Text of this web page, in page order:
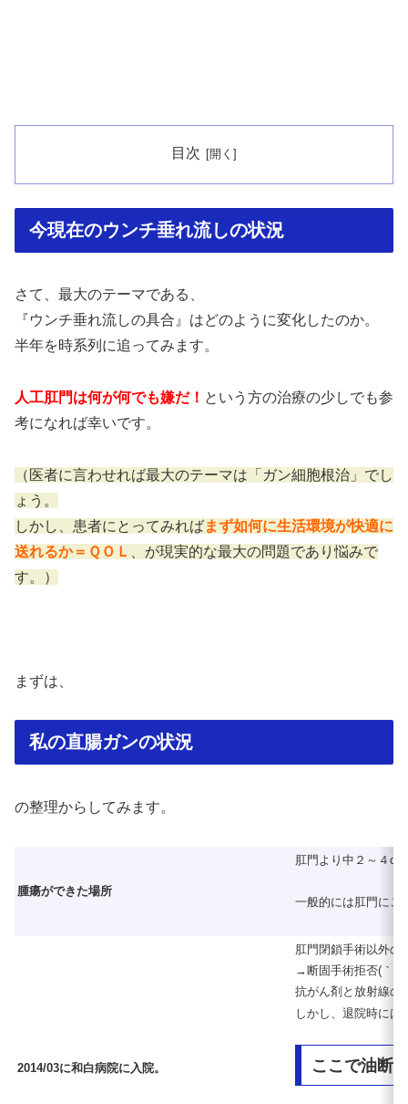
目次
今現在のウンチ垂れ流しの状況
さて、最大のテーマである、
『ウンチ垂れ流しの具合』はどのように変化したのか。
半年を時系列に追ってみます。
人工肛門は何が何でも嫌だ！ という方の治療の少しでも参
考になれば幸いです。
（医者に言わせれば最大のテーマは「ガン細胞根治」でし
ょう。
しかし、患者にとってみればまず如何に生活環境が快適に
送れるか＝ＱＯＬ
、が現実的な最大の問題であり悩みで
す。）
まずは、
私の直腸ガンの状況
の整理からしてみます。
腫瘍ができた場所
肛門より中２～４
一般的には肛門にこ
2014/03に和白病院に入院。
肛門閉鎖手術以外の
→断固手術拒否(｀ε´)
抗がん剤と放射線の
しかし、退院時には
ここで油断